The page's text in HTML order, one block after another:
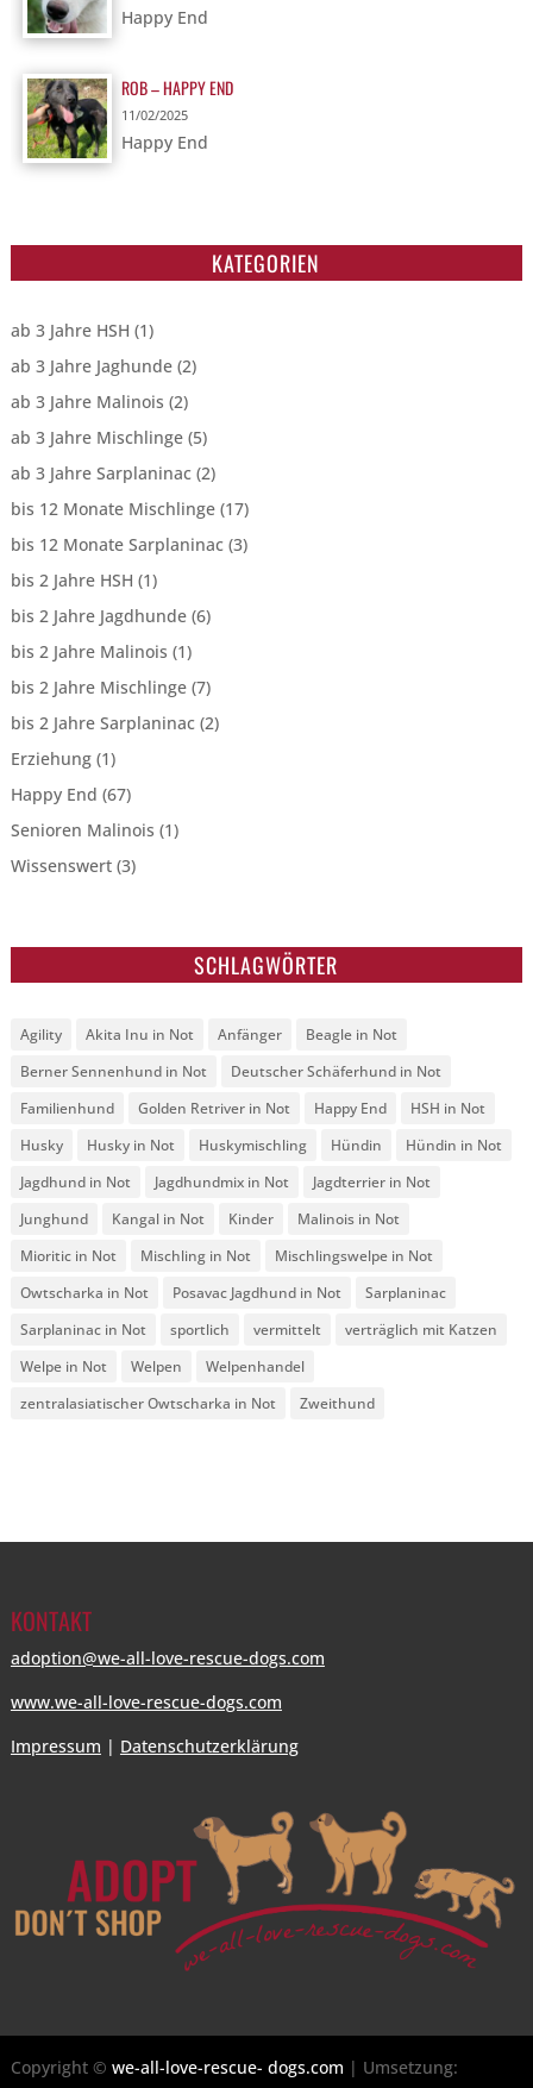
Happy End
ROB – HAPPY END
11/02/2025
Happy End
KATEGORIEN
ab 3 Jahre HSH (1)
ab 3 Jahre Jaghunde(2)
ab 3 Jahre Malinois (2)
ab 3 Jahre Mischlinge(5)
ab 3 Jahre Sarplaninac(2)
bis 12 Monate Mischlinge(17)
bis 12 Monate Sarplaninac(3)
bis 2 Jahre HSH (1)
bis 2 Jahre Jagdhunde(6)
bis 2 Jahre Malinois (1)
bis 2 Jahre Mischlinge(7)
bis 2 Jahre Sarplaninac(2)
Erziehung(1)
Happy End (67)
Senioren Malinois (1)
Wissenswert(3)
SCHLAGWÖRTER
Agility Akita Inu in Not Anfänger
Beagle in Not
Berner Sennenhund in Not
Deutscher Schäferhund in Not
Familienhund
Golden Retriver in Not Happy End
HSH in Not
Husky
Husky in Not Huskymischling Hündin
Hündin in Not
Jagdhund in Not
Jagdhundmix in Not
Jagdterrier in Not
Junghund
Kangal in Not Kinder
Malinois in Not
Mioritic in Not
Mischling in Not
Mischlingswelpe in Not
Owtscharka in Not
Posavac Jagdhund in Not
Sarplaninac
Sarplaninac in Not
sportlich vermittelt
verträglich mit Katzen
Welpe in Not
Welpen
Welpenhandel
zentralasiatischer Owtscharka in Not
Zweithund
KONTAKT
adoption@we-all-love-rescue-dogs.com
www.we-all-love-rescue-dogs.com
Impressum | Datenschutzerklärung
Copyright © we-all-love-rescue- dogs.com | Umsetzung: